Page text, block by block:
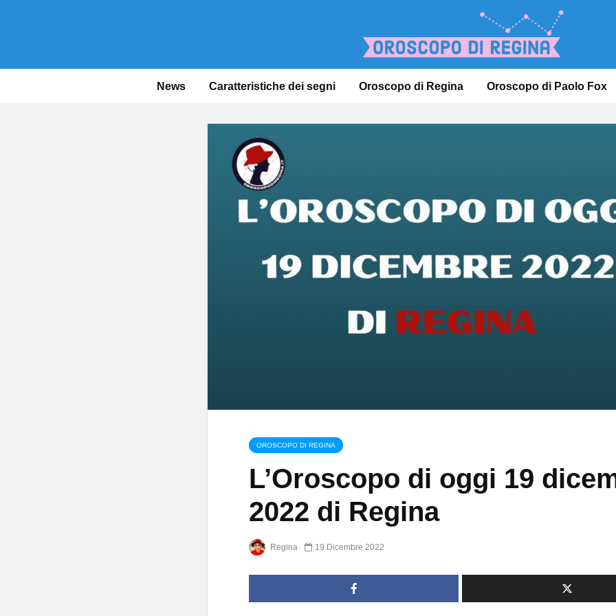
News Caratteristiche dei segni Oroscopo di Regina Oroscopo di Paolo Fox
OROSCOPO DI REGINA
L’Oroscopo di oggi 19
2022 di Regina
Regina 19 Dicembre 2022